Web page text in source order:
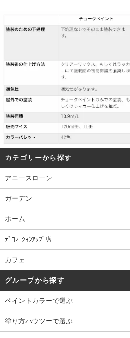
カテゴリーから探す
アニースローン
ガーデン
ホーム
ﾃﾞｺﾚｰｼｮﾝｱｯﾌﾟﾘｹ
カフェ
グループから探す
ペイントカラーで選ぶ
塗り方ハウツーで選ぶ